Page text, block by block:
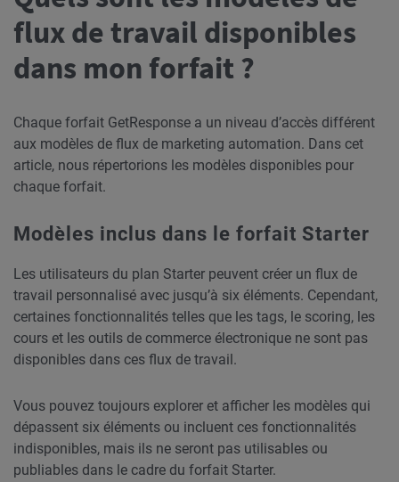
flux de travail disponibles
dans mon forfait ?
Chaque forfait GetResponse a un niveau d’accès différent
aux modèles de flux de marketing automation. Dans cet
article, nous répertorions les modèles disponibles pour
chaque forfait.
Modèles inclus dans le forfait Starter
Les utilisateurs du plan Starter peuvent créer un flux de
travail personnalisé avec jusqu’à six éléments. Cependant,
certaines fonctionnalités telles que les tags, le scoring, les
cours et les outils de commerce électronique ne sont pas
disponibles dans ces flux de travail.
Vous pouvez toujours explorer et afficher les modèles qui
dépassent six éléments ou incluent ces fonctionnalités
indisponibles, mais ils ne seront pas utilisables ou
publiables dans le cadre du forfait Starter.